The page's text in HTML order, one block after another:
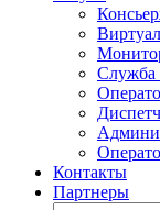
Служба
Контакты
Партнеры